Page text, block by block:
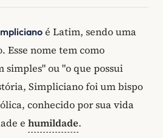
é Latim, sendo uma
Esse nome tem como
simples" ou "o que possui
Simpliciano foi um bispo
conhecido por sua vida
e humildade.